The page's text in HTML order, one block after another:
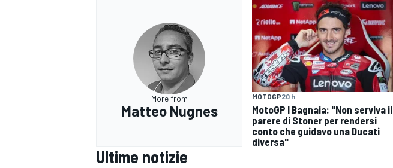
More from
Matteo Nugnes
MOTOGP20 h
MotoGP | Bagnaia: "Non serviva il
parere di Stoner per rendersi
conto che guidavo una Ducati
diversa"
Ultime notizie